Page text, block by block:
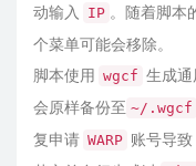
动输入
IP 。随着脚本
个菜单可能会移除。
脚本使用 wgcf 生成通
会原样备份至 ~/.wgcf
复申请 WARP 账号导致